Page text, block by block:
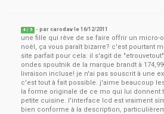
4 / 5 - parcarodav le16/12/2011
une fille qui rêve de se faire offrir un micro-
noël, ça vous paraît bizarre? c'est pourtant
site parfait pour cela: il s'agit de
ondes spoutnik de la marque brandt à
livraison incluse! je n'ai pas souscrit à une
c'est tout à fait possible. j'aime beaucoup
la forme originale de ce mo qui lui donnent
petite cuisine. l'interface lcd est vraiment
bien conforme à la description,